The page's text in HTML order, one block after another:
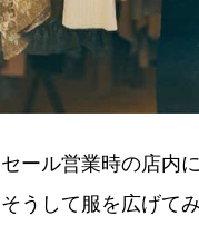
セール営業時の店内
そうして服を広げて